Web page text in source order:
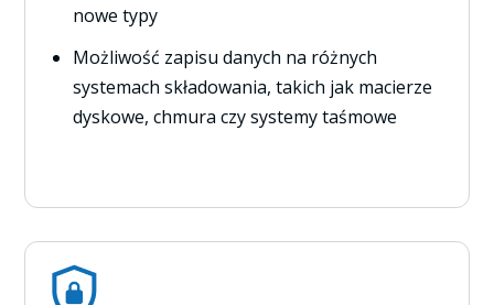
nowe typy
Możliwość zapisu danych na różnych
systemach składowania, takich jak macierze
dyskowe, chmura czy systemy taśmowe